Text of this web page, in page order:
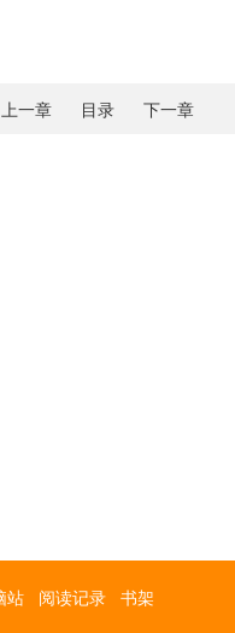
上一章 目录 下一章
站 阅读记录 书架